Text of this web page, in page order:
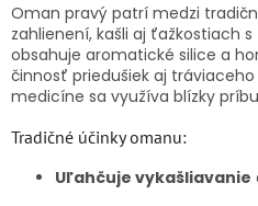
Oman pravý patrí medzi
zahlienení, kašli aj ťažkostiach
obsahuje aromatické silice a
činnosť priedušiek aj
medicíne sa využíva blízky
Tradičné účinky omanu:
Uľahčuje vykašliavanie